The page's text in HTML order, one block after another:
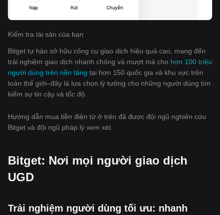
Kiểm tra tài sản của bạn
Bitget tự hào sở hữu công cụ giao dịch hiệu quả cao, mang đến
trải nghiệm giao dịch nhanh chóng và mượt mà cho hơn 100 triệu
người dùng trên nền tảng tại hơn 150 quốc gia và khu vực trên
toàn thế giới–đây là lựa chọn lý tưởng cho những người dùng tìm
kiếm sự tin cậy và tốc độ.
Hướng dẫn mua tiền điện tử ở trên đã được đội ngũ nghiên cứu
Bitget và đội ngũ pháp lý xem xét.
Bitget: Nơi mọi người giao dịch
UGD
Trải nghiệm người dùng tối ưu: nhanh